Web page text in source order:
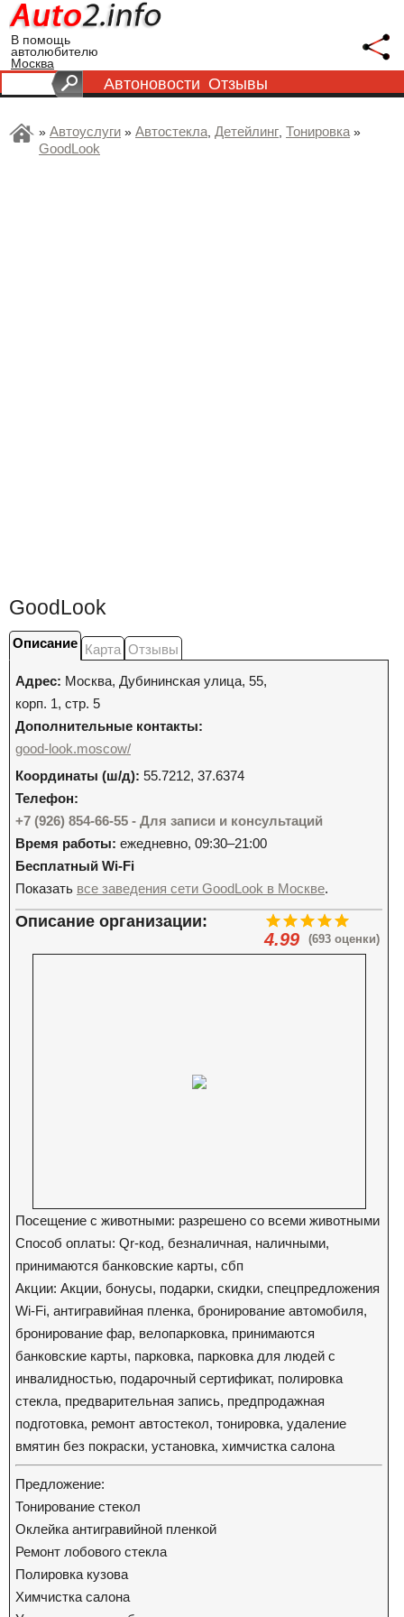
В помощь
автолюбителю
Москва
Автоновости Отзывы
» Автоуслуги » Автостекла, Детейлинг, Тонировка»
GoodLook
GoodLook
Описание Карта Отзывы
Адрес: Москва, Дубининская улица, 55,
корп. 1, стр. 5
Дополнительные контакты:
good-look.moscow/
Координаты (ш/д): 55.7212, 37.6374
Телефон:
+7 (926) 854-66-55 - Для записи и консультаций
Время работы: ежедневно, 09:30–21:00
Бесплатный Wi-Fi
Показать все заведения сети GoodLook в Москве.
(693 оценки)
4.99
Описание организации:
Посещение с животными: разрешено со всеми животными
Способ оплаты: Qr-код, безналичная, наличными,
принимаются банковские карты, сбп
Акции: Акции, бонусы, подарки, скидки, спецпредложения
Wi-Fi, антигравийная пленка, бронирование автомобиля,
бронирование фар, велопарковка, принимаются
банковские карты, парковка, парковка для людей с
инвалидностью, подарочный сертификат, полировка
стекла, предварительная запись, предпродажная
подготовка, ремонт автостекол, тонировка, удаление
вмятин без покраски, установка, химчистка салона
Предложение:
Тонирование стекол
Оклейка антигравийной пленкой
Ремонт лобового стекла
Полировка кузова
Химчистка салона